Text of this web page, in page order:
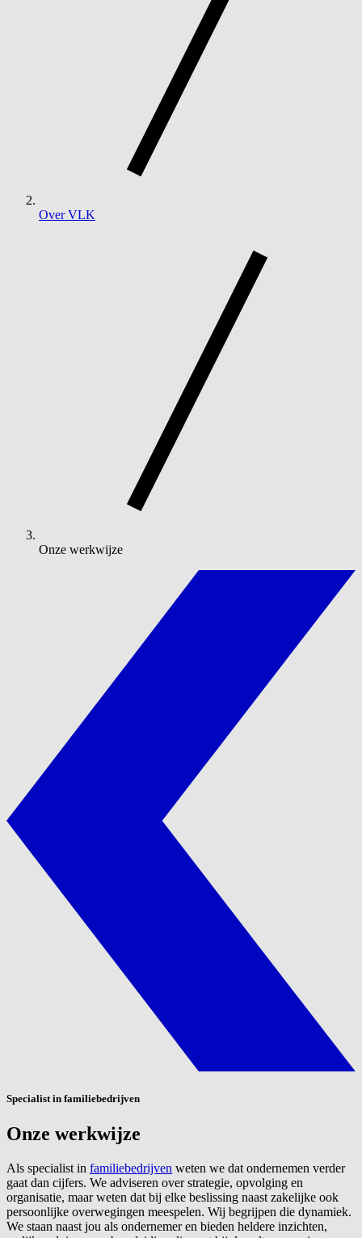
Over VLK
Onze werkwijze
Specialist in familiebedrijven
Onze werkwijze
Als specialist in familiebedrijven weten we dat ondernemen verder
gaat dan cijfers. We adviseren over strategie, opvolging en
organisatie, maar weten dat bij elke beslissing naast zakelijke ook
persoonlijke overwegingen meespelen. Wij begrijpen die dynamiek.
We staan naast jou als ondernemer en bieden heldere inzichten,